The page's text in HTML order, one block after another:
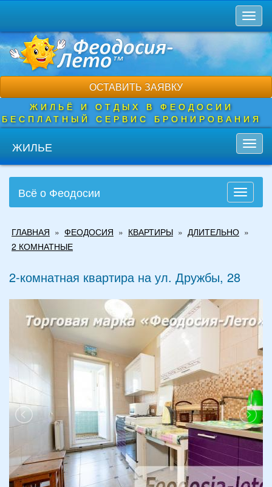
основному
содержанию
ОСТАВИТЬ ЗАЯВКУ
ЖИЛЬЁ И ОТДЫХ В ФЕОДОСИИ
БЕСПЛАТНЫЙ СЕРВИС БРОНИРОВАНИЯ
ЖИЛЬЕ
Toggle
Всё о Феодосии
здесь
ГЛАВНАЯ » ФЕОДОСИЯ » КВАРТИРЫ » ДЛИТЕЛЬНО »
2 КОМНАТНЫЕ
2-комнатная квартира на ул. Дружбы, 28